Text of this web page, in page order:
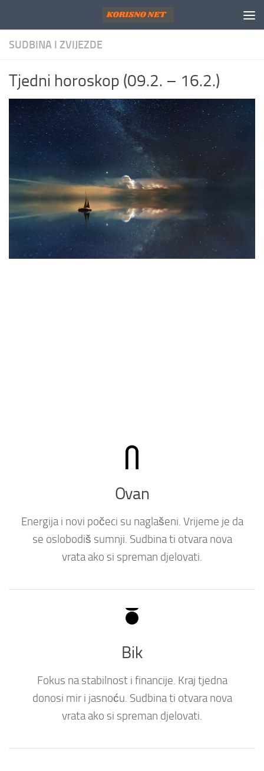
SUDBINA I ZVIJEZDE
Tjedni horoskop (09.2. – 16.2.)
Ovan
Energija i novi počeci su naglašeni. Vrijeme je da
se oslobodiš sumnji. Sudbina ti otvara nova
vrata ako si spreman djelovati.
Bik
Fokus na stabilnost i financije. Kraj tjedna
donosi mir i jasnoću. Sudbina ti otvara nova
vrata ako si spreman djelovati.